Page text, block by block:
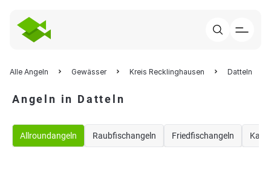
Alle Angeln Gewässer Kreis Recklinghausen Datteln
Angeln in Datteln
Allroundangeln Raubfischangeln Friedfischangeln